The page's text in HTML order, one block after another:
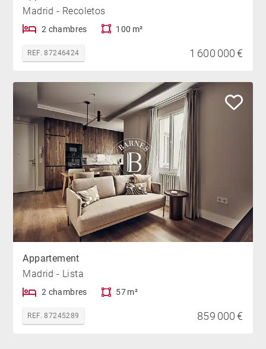
Nous vous invitons à découvrir cet appartement
élégant et exclusif au cœur de Madrid. N'hésitez pas à
sélection soignée de propriétés uniques et exclusives
Madrid - Recoletos
2 chambres 100 m²
REF. 87246424 1 600 000 €
Appartement
Madrid - Lista
2 chambres 57 m²
REF. 87245289 859 000 €